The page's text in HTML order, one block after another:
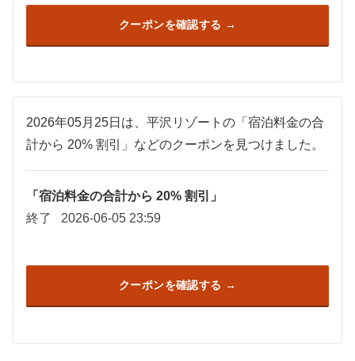
クーポンを確認する
2026年05月25日は、平沢リゾートの「宿泊料金の合
計から 20% 割引」などのクーポンを見つけました。
「宿泊料金の合計から 20% 割引」
終了
2026-06-05 23:59
クーポンを確認する